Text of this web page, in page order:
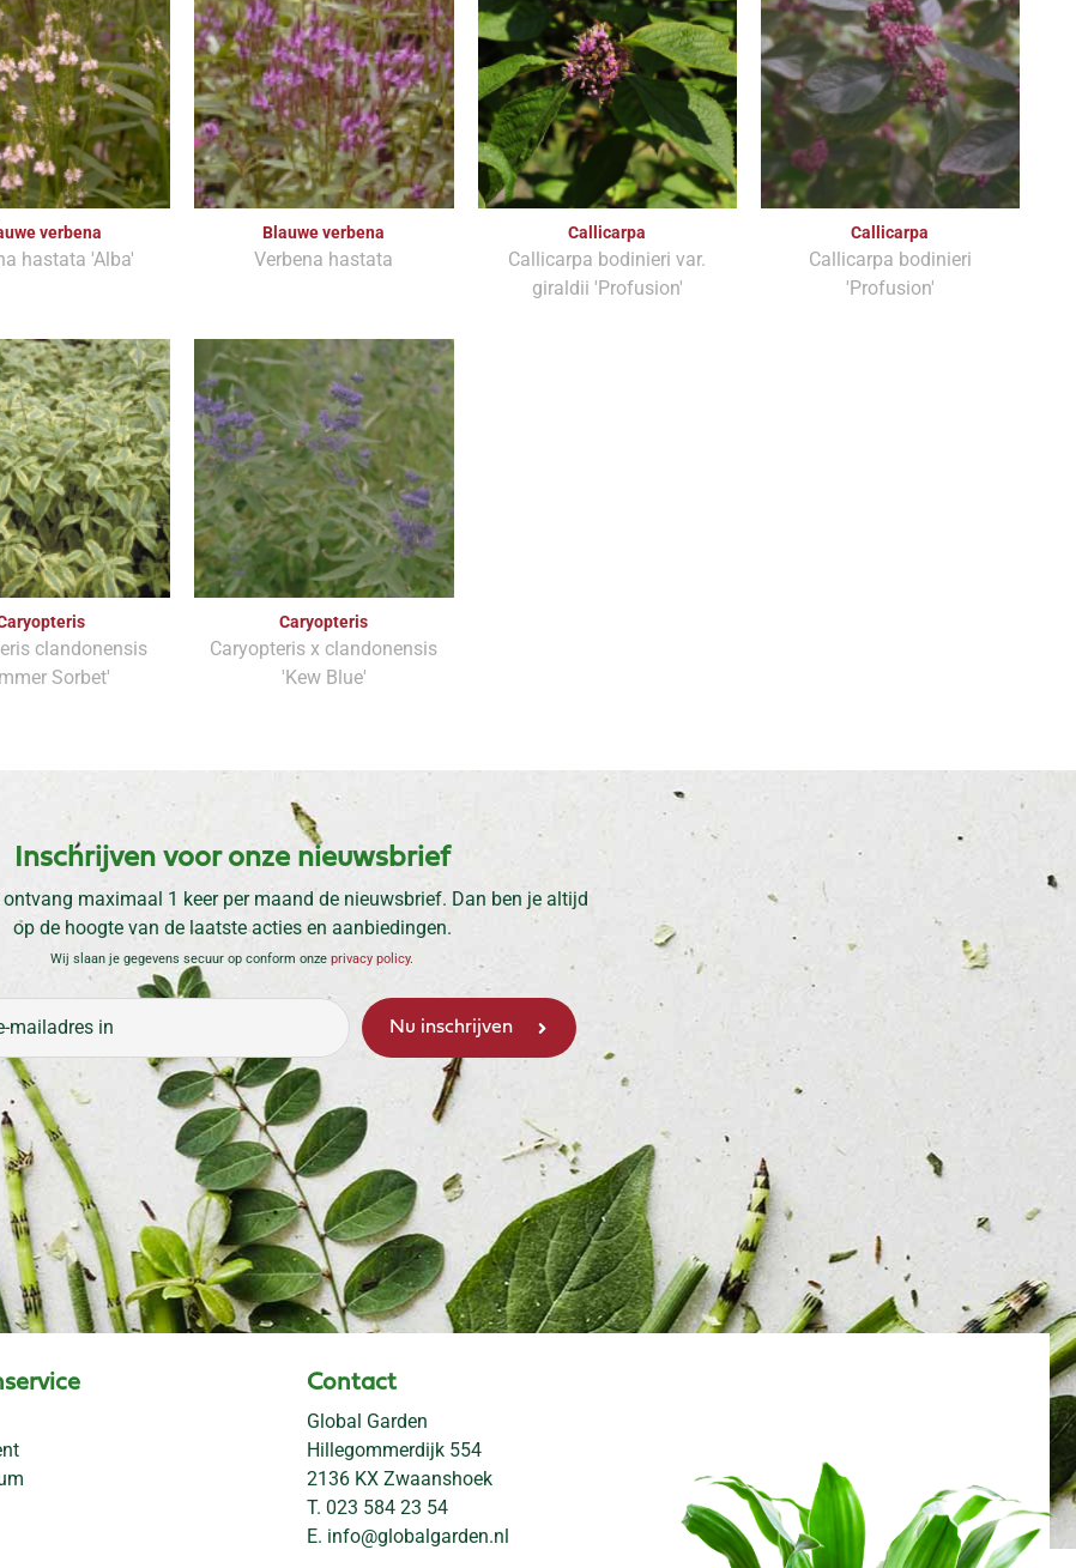
verbena
hastata 'Alba'
Blauwe verbena
Verbena hastata
Callicarpa
Callicarpa bodinieri var.
giraldii 'Profusion'
Callicarpa
Callicarpa bodinieri
'Profusion'
clandonensis
Sorbet'
Caryopteris
Caryopteris x clandonensis
'Kew Blue'
Inschrijven voor onze nieuwsbrief
maximaal 1 keer per maand de nieuwsbrief. Dan ben je altijd
op de hoogte van de laatste acties en aanbiedingen.
Wij slaan je gegevens secuur op conform onze privacy policy.
Contact
Global Garden
Hillegommerdijk 554
2136 KX Zwaanshoek
T. 023 584 23 54
E. info@globalgarden.nl